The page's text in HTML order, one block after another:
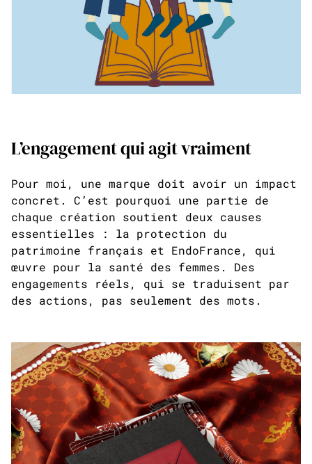
L’engagement qui agit vraiment
Pour moi, une marque doit avoir un impact
concret. C’est pourquoi une partie de
chaque création soutient deux causes
essentielles : la protection du
patrimoine français et EndoFrance, qui
œuvre pour la santé des femmes. Des
engagements réels, qui se traduisent par
des actions, pas seulement des mots.